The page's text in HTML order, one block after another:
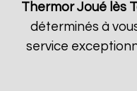
Thermor Joué lès
déterminés à
service